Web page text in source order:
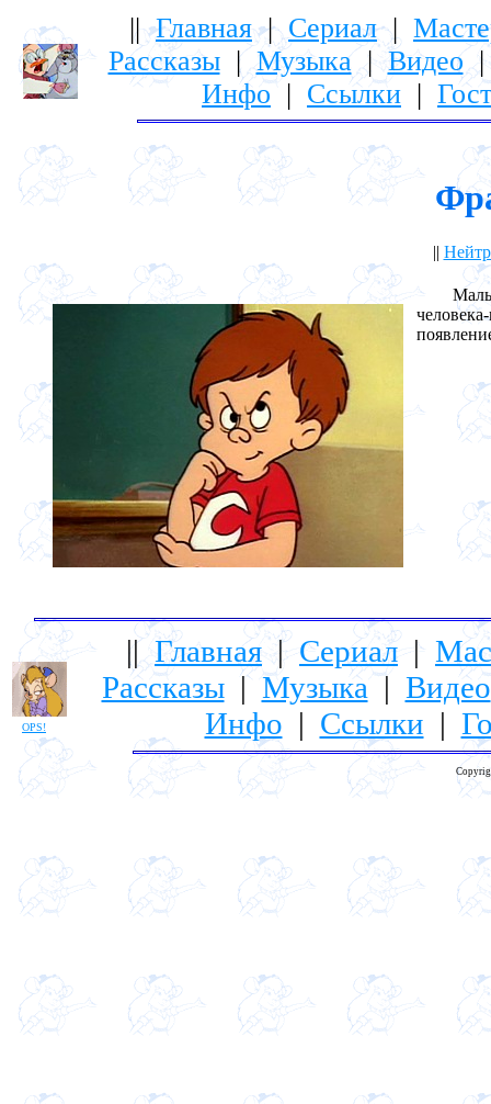
||Главная| Сериал|
Рассказы|Музыка|Видео
Инфо| Ссылки |
||
OPS!
||Главная|Сериал|
Рассказы| Музыка | Видео
Инфо | Ссылки |